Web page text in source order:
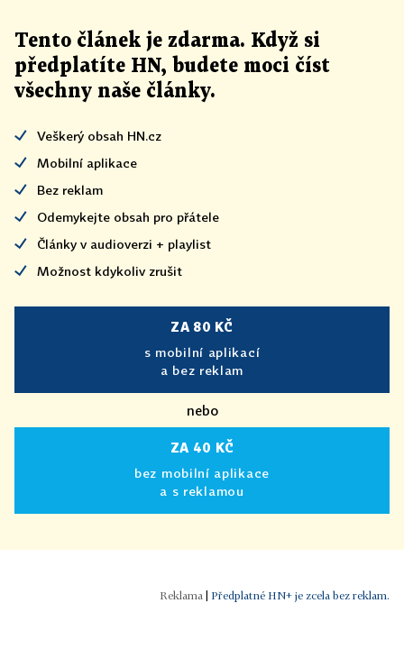
Tento článek je zdarma. Když si
předplatíte HN, budete moci číst
všechny naše články.
Veškerý obsah HN.cz
Mobilní aplikace
Bez reklam
Odemykejte obsah pro přátele
Články v audioverzi + playlist
Možnost kdykoliv zrušit
ZA 80 KČ
s mobilní aplikací
a bez reklam
nebo
ZA 40 KČ
bez mobilní aplikace
a s reklamou
Předplatné HN+ je zcela bez reklam.